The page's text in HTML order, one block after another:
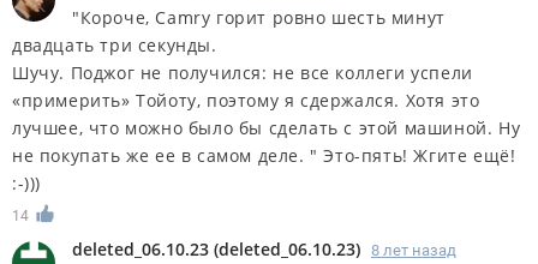
"Короче, Camry горит ровно шесть минут
двадцать три секунды.
Шучу. Поджог не получился: не все коллеги успели
«примерить» Тойоту, поэтому я сдержался. Хотя это
лучшее, что можно было бы сделать с этой машиной. Ну
не покупать же ее в самом деле. " Это-пять! Жгите ещё!
:-)))
14
deleted_06.10.23 (deleted_06.10.23) 8 лет назад